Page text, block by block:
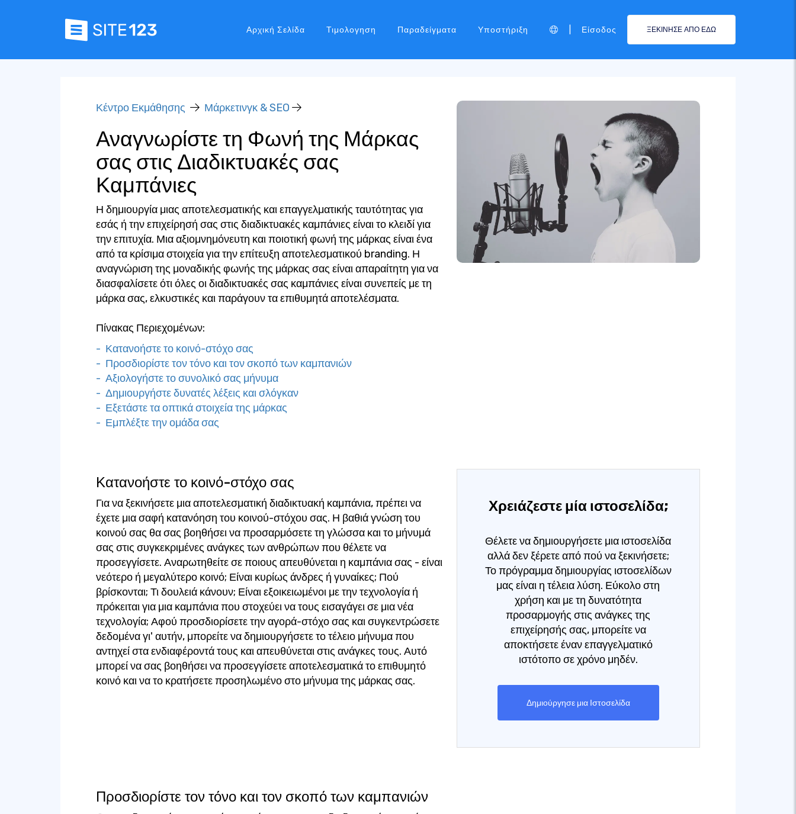
Αρχική Σελίδα Τιμολογηση Παραδείγματα Υποστήριξη Είσοδος ΞΕΚΙΝΗΣΕ ΑΠΟ ΕΔΩ
Κέντρο Εκμάθησης Μάρκετινγκ & SEO
Αναγνωρίστε τη Φωνή της Μάρκας
σας στις Διαδικτυακές σας
Καμπάνιες
Η δημιουργία μιας αποτελεσματικής και επαγγελματικής ταυτότητας για
εσάς ή την επιχείρησή σας στις διαδικτυακές καμπάνιες είναι το κλειδί για
την επιτυχία. Μια αξιομνημόνευτη και ποιοτική φωνή της μάρκας είναι ένα
από τα κρίσιμα στοιχεία για την επίτευξη αποτελεσματικού branding. Η
αναγνώριση της μοναδικής φωνής της μάρκας σας είναι απαραίτητη για να
διασφαλίσετε ότι όλες οι διαδικτυακές σας καμπάνιες είναι συνεπείς με τη
μάρκα σας, ελκυστικές και παράγουν τα επιθυμητά αποτελέσματα.
Πίνακας Περιεχομένων:
- Κατανοήστε το κοινό-στόχο σας
- Προσδιορίστε τον τόνο και τον σκοπό των καμπανιών
- Αξιολογήστε το συνολικό σας μήνυμα
- Δημιουργήστε δυνατές λέξεις και σλόγκαν
- Εξετάστε τα οπτικά στοιχεία της μάρκας
- Εμπλέξτε την ομάδα σας
Κατανοήστε το κοινό-στόχο σας
Για να ξεκινήσετε μια αποτελεσματική διαδικτυακή καμπάνια, πρέπει να
έχετε μια σαφή κατανόηση του κοινού-στόχου σας. Η βαθιά γνώση του
κοινού σας θα σας βοηθήσει να προσαρμόσετε τη γλώσσα και το μήνυμά
σας στις συγκεκριμένες ανάγκες των ανθρώπων που θέλετε να
προσεγγίσετε. Αναρωτηθείτε σε ποιους απευθύνεται η καμπάνια σας - είναι
νεότερο ή μεγαλύτερο κοινό; Είναι κυρίως άνδρες ή γυναίκες; Πού
βρίσκονται; Τι δουλειά κάνουν; Είναι εξοικειωμένοι με την τεχνολογία ή
πρόκειται για μια καμπάνια που στοχεύει να τους εισαγάγει σε μια νέα
τεχνολογία; Αφού προσδιορίσετε την αγορά-στόχο σας και συγκεντρώσετε
δεδομένα γι' αυτήν, μπορείτε να δημιουργήσετε το τέλειο μήνυμα που
αντηχεί στα ενδιαφέροντά τους και απευθύνεται στις ανάγκες τους. Αυτό
μπορεί να σας βοηθήσει να προσεγγίσετε αποτελεσματικά το επιθυμητό
κοινό και να το κρατήσετε προσηλωμένο στο μήνυμα της μάρκας σας.
Χρειάζεστε μία ιστοσελίδα;
Θέλετε να δημιουργήσετε μια ιστοσελίδα
αλλά δεν ξέρετε από πού να ξεκινήσετε;
Το πρόγραμμα δημιουργίας ιστοσελίδων
μας είναι η τέλεια λύση. Εύκολο στη
χρήση και με τη δυνατότητα
προσαρμογής στις ανάγκες της
επιχείρησής σας, μπορείτε να
αποκτήσετε έναν επαγγελματικό
ιστότοπο σε χρόνο μηδέν.
Δημιούργησε μια Ιστοσελίδα
Προσδιορίστε τον τόνο και τον σκοπό των καμπανιών